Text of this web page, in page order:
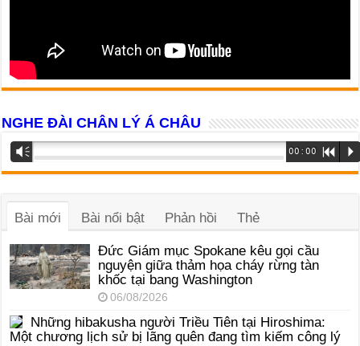
NGHE ĐÀI CHÂN LÝ Á CHÂU
Trình
phát
âm
Vm 00:00 R P
Bài mới Bài nổi bật Phản hồi Thẻ
Đức Giám mục Spokane kêu gọi cầu
nguyện giữa thảm họa cháy rừng tàn
khốc tại bang Washington
06/08/2026
Những hibakusha người Triều Tiên tại Hiroshima:
Một chương lịch sử bị lãng quên đang tìm kiếm công lý